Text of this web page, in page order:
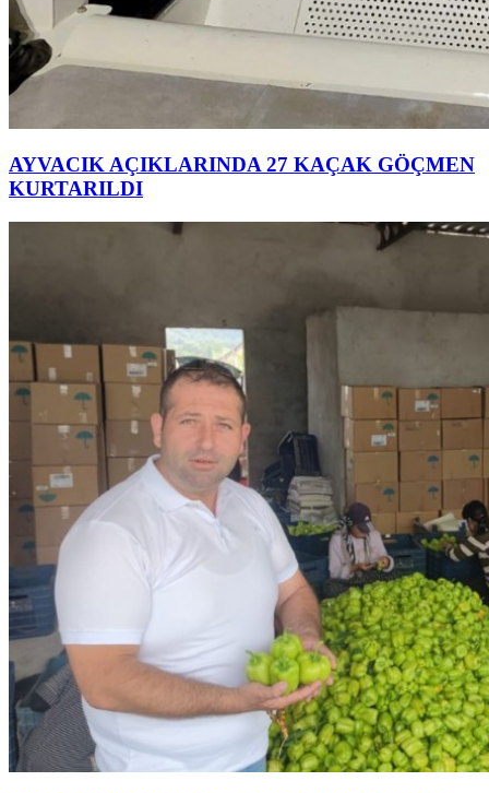
AYVACIK AÇIKLARINDA 27 KAÇAK GÖÇMEN
KURTARILDI